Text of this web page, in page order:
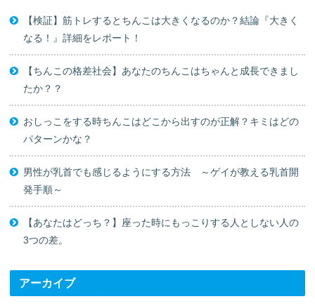
【検証】筋トレするとちんこは大きくなるのか？結論『大きく
なる！』詳細をレポート！
【ちんこの格差社会】あなたのちんこはちゃんと成長できまし
たか？？
おしっこをする時ちんこはどこから出すのが正解？キミはどの
パターンかな？
男性が乳首でも感じるようにする方法 ～ゲイが教える乳首開
発手順～
【あなたはどっち？】座った時にもっこりする人としない人の
3つの差。
アーカイブ